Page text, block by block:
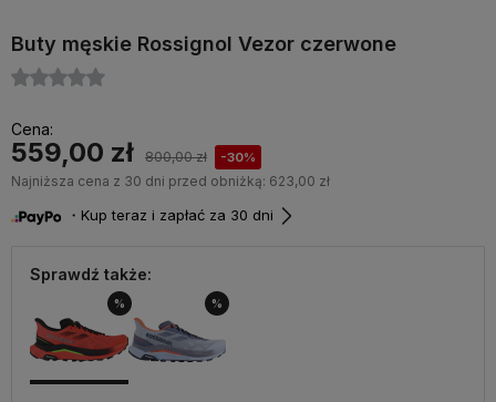
Buty męskie Rossignol Vezor czerwone
Cena:
559,00 zł 800,00 zł -30%
Najniższa cena z 30 dni przed obniżką: 623,00 zł
・Kup teraz i zapłać za 30 dni
Sprawdź także:
% %